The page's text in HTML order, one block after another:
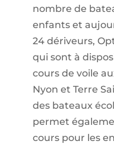
nombre de
enfants et
24 dériveurs,
qui sont à
cours de voile
Nyon et Terre
des bateaux
permet
cours pour les